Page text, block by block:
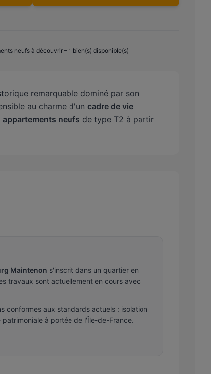
neufs à découvrir – 1 bien(s) disponible(s)
remarquable dominé par son
au charme d'un cadre de vie
appartements neufs de type T2 à partir
Maintenon s'inscrit dans un quartier en
travaux sont actuellement en cours avec
conformes aux standards actuels : isolation
à portée de l'Île-de-France.